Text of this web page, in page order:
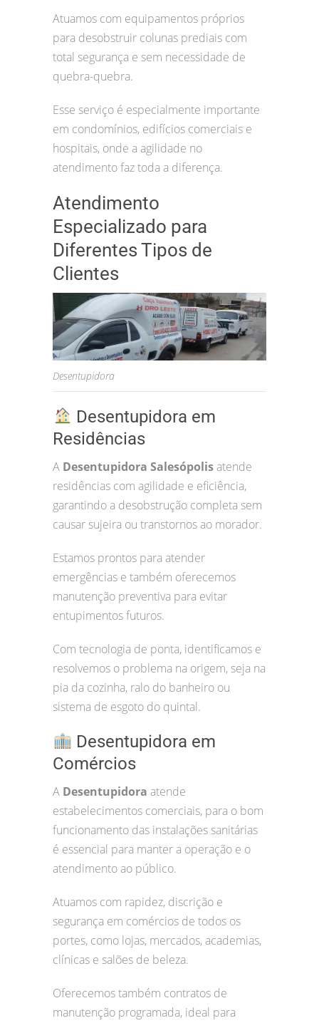
Atuamos com equipamentos próprios
para desobstruir colunas prediais com
total segurança e sem necessidade de
quebra-quebra.
Esse serviço é especialmente importante
em condomínios, edifícios comerciais e
hospitais, onde a agilidade no
atendimento faz toda a diferença.
Atendimento
Especializado para
Diferentes Tipos de
Clientes
Desentupidora
Desentupidora em
Residências
A Desentupidora Salesópolisatende
residências com agilidade e eficiência,
garantindo a desobstrução completa sem
causar sujeira ou transtornos ao morador.
Estamos prontos para atender
emergências e também oferecemos
manutenção preventiva para evitar
entupimentos futuros.
Com tecnologia de ponta, identificamos e
resolvemos o problema na origem, seja na
pia da cozinha, ralo do banheiro ou
sistema de esgoto do quintal.
Desentupidora em
Comércios
A Desentupidora atende
estabelecimentos comerciais, para o bom
funcionamento das instalações sanitárias
é essencial para manter a operação e o
atendimento ao público.
Atuamos com rapidez, discrição e
segurança em comércios de todos os
portes, como lojas, mercados, academias,
clínicas e salões de beleza.
Oferecemos também contratos de
manutenção programada, ideal para